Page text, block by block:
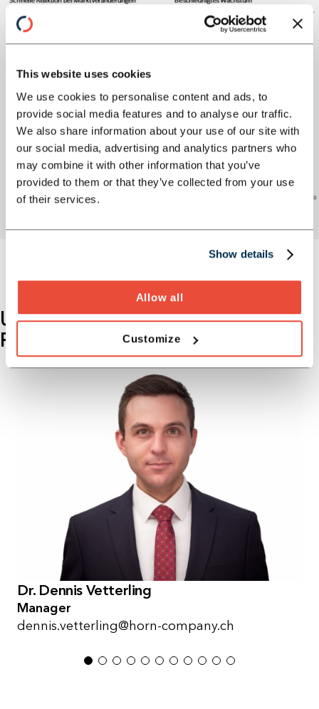
This website uses cookies
We use cookies to personalise content and ads, to
provide social media features and to analyse our traffic.
We also share information about your use of our site with
our social media, advertising and analytics partners who
may combine it with other information that you’ve
provided to them or that they’ve collected from your use
of their services.
Show details
Allow all
Customize
UNSERE EXPERT:INNEN FÜR M&A-
PROZESSE UND PMI
Dr. Dennis Vetterling
Manager
dennis.vetterling@horn-company.ch
1 2 3 4 5 6 7 8 9 1011